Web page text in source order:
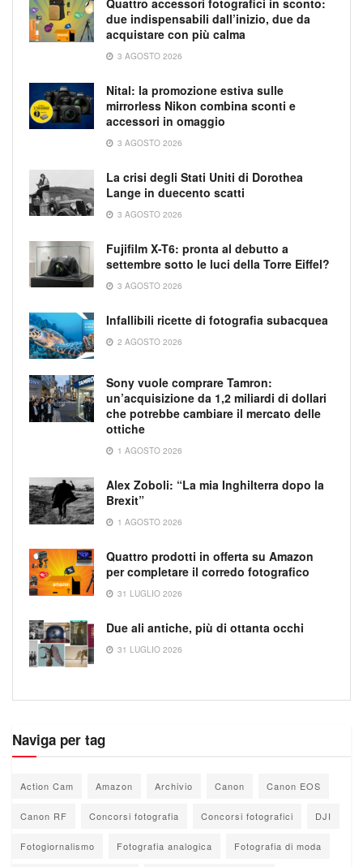
Quattro accessori fotografici in sconto:
due indispensabili dall’inizio, due da
acquistare con più calma
3 AGOSTO 2026
Nital: la promozione estiva sulle
mirrorless Nikon combina sconti e
accessori in omaggio
3 AGOSTO 2026
La crisi degli Stati Uniti di Dorothea
Lange in duecento scatti
3 AGOSTO 2026
Fujifilm X-T6: pronta al debutto a
settembre sotto le luci della Torre Eiffel?
3 AGOSTO 2026
Infallibili ricette di fotografia subacquea
2 AGOSTO 2026
Sony vuole comprare Tamron:
un’acquisizione da 1,2 miliardi di dollari
che potrebbe cambiare il mercato delle
ottiche
1 AGOSTO 2026
Alex Zoboli: “La mia Inghilterra dopo la
Brexit”
1 AGOSTO 2026
Quattro prodotti in offerta su Amazon
per completare il corredo fotografico
31 LUGLIO 2026
Due ali antiche, più di ottanta occhi
31 LUGLIO 2026
Naviga per tag
Action Cam Amazon Archivio Canon Canon EOS
Canon RF Concorsi fotografia Concorsi fotografici DJI
Fotogiornalismo Fotografia analogica Fotografia di moda